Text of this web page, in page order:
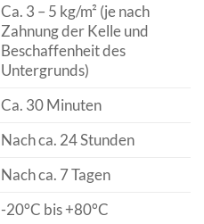
Ca. 3 – 5 kg/m² (je nach
Zahnung der Kelle und
Beschaffenheit des
Untergrunds)
Ca. 30 Minuten
Nach ca. 24 Stunden
Nach ca. 7 Tagen
-20°C bis +80°C